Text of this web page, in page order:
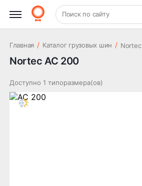
+7 (831) 261-35-35 Шиномонтаж
Поиск по сайту
Главная / Каталог грузовых шин / Nortec
Nortec AC 200
Доступно 1 типоразмера(ов)